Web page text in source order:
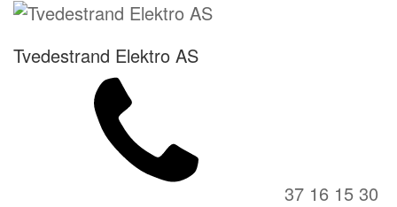
Tvedestrand Elektro AS
37 16 15 30